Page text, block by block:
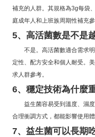
補充的人群。其規格為3g每袋
庭成年人和上班族周期性補充參
5、高活菌數是不是
不是。高活菌數適合需求
定性、配方安全和個人耐受。
求人群參考。
6、穩定技術為什麼
益生菌容易受到溫度、濕
合理衝調方式，都能影響使用
7、益生菌可以長期